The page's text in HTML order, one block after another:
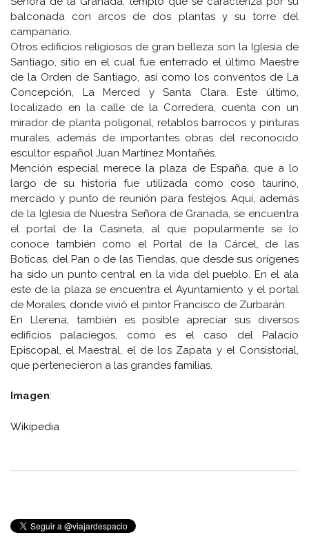
balconada con arcos de dos plantas y su torre del
campanario.
Otros edificios religiosos de gran belleza son la Iglesia de
Santiago, sitio en el cual fue enterrado el último Maestre
de la Orden de Santiago, así como los conventos de La
Concepción, La Merced y Santa Clara. Este último,
localizado en la calle de la Corredera, cuenta con un
mirador de planta poligonal, retablos barrocos y pinturas
murales, además de importantes obras del reconocido
escultor español Juan Martínez Montañés.
Mención especial merece la plaza de España, que a lo
largo de su historia fue utilizada como coso taurino,
mercado y punto de reunión para festejos. Aquí, además
de la Iglesia de Nuestra Señora de Granada, se encuentra
el portal de la Casineta, al que popularmente se lo
conoce también como el Portal de la Cárcel, de las
Boticas, del Pan o de las Tiendas, que desde sus orígenes
ha sido un punto central en la vida del pueblo. En el ala
este de la plaza se encuentra el Ayuntamiento y el portal
de Morales, donde vivió el pintor Francisco de Zurbarán.
En Llerena, también es posible apreciar sus diversos
edificios palaciegos, como es el caso del Palacio
Episcopal, el Maestral, el de los Zapata y el Consistorial,
que pertenecieron a las grandes familias.
Imagen:
Wikipedia